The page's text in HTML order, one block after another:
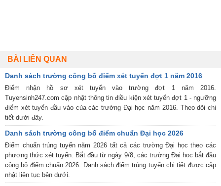
BÀI LIÊN QUAN
Danh sách trường công bố điểm xét tuyển đợt 1 năm 2016
Điểm nhận hồ sơ xét tuyển vào trường đợt 1 năm 2016.
Tuyensinh247.com cập nhật thông tin điều kiện xét tuyển đợt 1 - ngưỡng
điểm xét tuyển đầu vào của các trường Đại học năm 2016. Theo dõi chi
tiết dưới đây.
Danh sách trường công bố điểm chuẩn Đại học 2026
Điểm chuẩn trúng tuyển năm 2026 tất cả các trường Đại học theo các
phương thức xét tuyển. Bắt đầu từ ngày 9/8, các trường Đại học bắt đầu
công bố điểm chuẩn 2026. Danh sách điểm trúng tuyển chi tiết được cập
nhật liên tục bên dưới.